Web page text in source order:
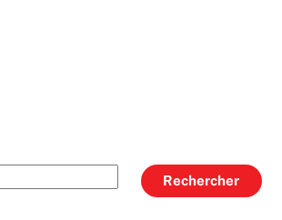
Rechercher